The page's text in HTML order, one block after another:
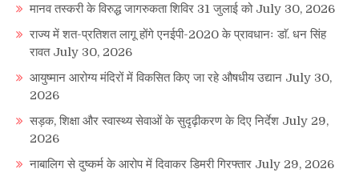
मानव तस्करी के विरुद्ध जागरुकता शिविर 31 जुलाई को July 30, 2026
राज्य में शत-प्रतिशत लागू होंगे एनईपी-2020 के प्रावधानः डाॅ. धन सिंह
रावत July 30, 2026
आयुष्मान आरोग्य मंदिरों में विकसित किए जा रहे औषधीय उद्यान July 30,
2026
सड़क, शिक्षा और स्वास्थ्य सेवाओं के सुदृढ़ीकरण के दिए निर्देश July 29,
2026
नाबालिग से दुष्कर्म के आरोप में दिवाकर डिमरी गिरफ्तार July 29, 2026